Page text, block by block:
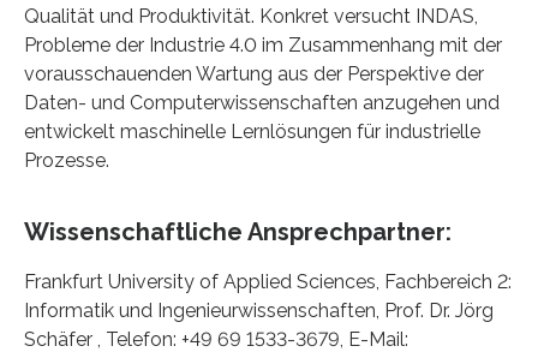
Qualität und Produktivität. Konkret versucht INDAS,
Probleme der Industrie 4.0 im Zusammenhang mit der
vorausschauenden Wartung aus der Perspektive der
Daten- und Computerwissenschaften anzugehen und
entwickelt maschinelle Lernlösungen für industrielle
Prozesse.
Wissenschaftliche Ansprechpartner:
Frankfurt University of Applied Sciences, Fachbereich 2:
Informatik und Ingenieurwissenschaften, Prof. Dr. Jörg
Schäfer , Telefon: +49 69 1533-3679, E-Mail: